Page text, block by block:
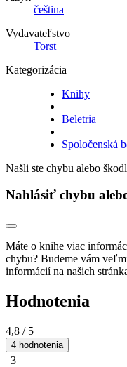
čeština
Vydavateľstvo
Torst
Kategorizácia
Knihy
Beletria
Spoločenská
Našli ste chybu alebo
Nahlásiť chybu
Máte o knihe viac
chybu? Budeme vám
informácií na našich
Hodnotenia
4,8 / 5
4 hodnotenia
3